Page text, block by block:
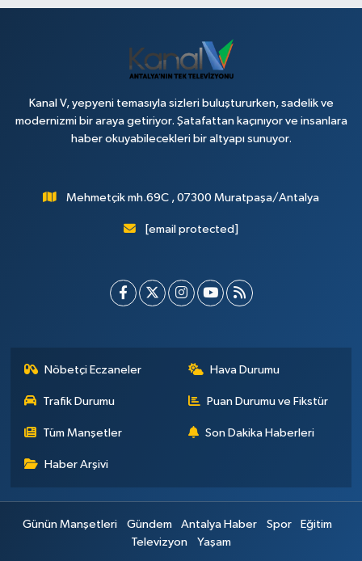
Kanal V, yepyeni temasıyla sizleri buluştururken, sadelik ve
modernizmi bir araya getiriyor. Şatafattan kaçınıyor ve insanlara
haber okuyabilecekleri bir altyapı sunuyor.
Mehmetçik mh.69C , 07300 Muratpaşa/Antalya
[email protected]
Nöbetçi Eczaneler Hava Durumu
Trafik Durumu Puan Durumu ve Fikstür
Tüm Manşetler Son Dakika Haberleri
Haber Arşivi
Günün Manşetleri Gündem Antalya Haber Spor
Eğitim
Televizyon
Yaşam